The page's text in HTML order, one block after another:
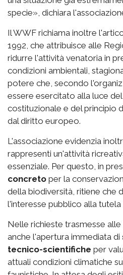
specie», dichiara
Il WWF richiama inoltre
1992, che attribuisce alle
ridurre l'attività venatoria in
condizioni ambientali,
potere che, secondo
essere esercitato alla luce
costituzionale e del principio
dal diritto europeo.
L'associazione evidenzia
rappresenti un'attività
essenziale. Per questo, in
concreto per la
della biodiversità, ritiene che
l'interesse pubblico alla
Nelle richieste trasmesse
anche l'apertura immediata di
tecnico-scientifiche per
attuali condizioni climatiche